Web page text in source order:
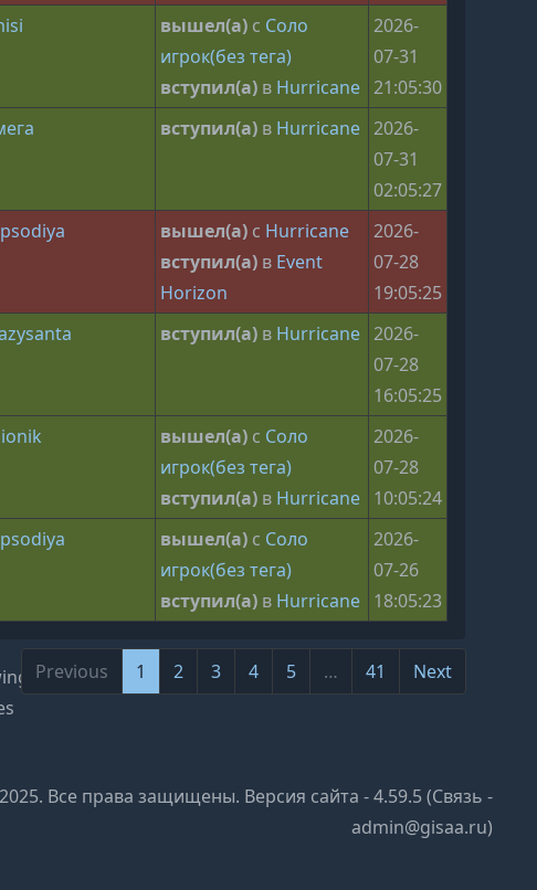
вышел(а) с Соло
игрок(без тега)
вступил(а) в Hurricane
2026-
07-31
21:05:30
вступил(а) в Hurricane 2026-
07-31
02:05:27
вышел(а) с Hurricane
вступил(а) в Event
Horizon
2026-
07-28
19:05:25
вступил(а) в Hurricane 2026-
07-28
16:05:25
вышел(а) с Соло
игрок(без тега)
вступил(а) в Hurricane
2026-
07-28
10:05:24
вышел(а) с Соло
игрок(без тега)
вступил(а) в Hurricane
2026-
07-26
18:05:23
1 to 10 of 402
Previous 1 2 3 4 5 … 41 Next
Все права защищены. Версия сайта - 4.59.5 (Связь -
admin@gisaa.ru)